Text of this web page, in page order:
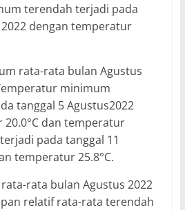
terendah terjadi pada
dengan temperatur
rata-rata bulan Agustus
minimum
tanggal 5 Agustus2022
dan temperatur
pada tanggal 11
temperatur 25.8°C.
rata bulan Agustus 2022
relatif rata-rata terendah